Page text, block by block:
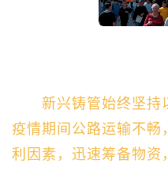
新兴铸管始终坚持
疫情期间公路运输不畅
利因素，迅速筹备物资，